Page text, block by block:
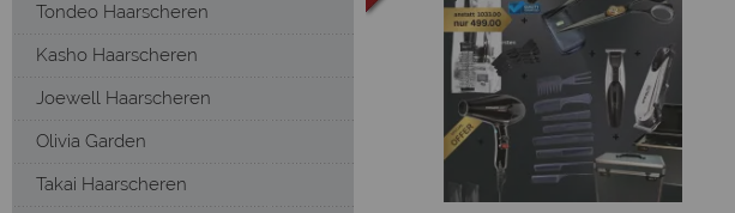
Tondeo Haarscheren
Kasho Haarscheren
Joewell Haarscheren
Olivia Garden
Takai Haarscheren